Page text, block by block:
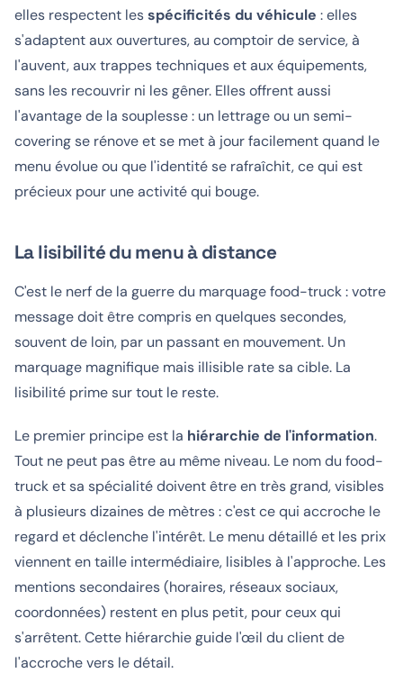
elles respectent lesspécificités du véhicule : elles
s'adaptent aux ouvertures, au comptoir de service, à
l'auvent, aux trappes techniques et aux équipements,
sans les recouvrir ni les gêner. Elles offrent aussi
l'avantage de la souplesse : un lettrage ou un semi-
covering se rénove et se met à jour facilement quand le
menu évolue ou que l'identité se rafraîchit, ce qui est
précieux pour une activité qui bouge.
La lisibilité du menu à distance
C'est le nerf de la guerre du marquage food-truck : votre
message doit être compris en quelques secondes,
souvent de loin, par un passant en mouvement. Un
marquage magnifique mais illisible rate sa cible. La
lisibilité prime sur tout le reste.
Le premier principe est la hiérarchie de l'information.
Tout ne peut pas être au même niveau. Le nom du food-
truck et sa spécialité doivent être en très grand, visibles
à plusieurs dizaines de mètres : c'est ce qui accroche le
regard et déclenche l'intérêt. Le menu détaillé et les prix
viennent en taille intermédiaire, lisibles à l'approche. Les
mentions secondaires (horaires, réseaux sociaux,
coordonnées) restent en plus petit, pour ceux qui
s'arrêtent. Cette hiérarchie guide l'œil du client de
l'accroche vers le détail.